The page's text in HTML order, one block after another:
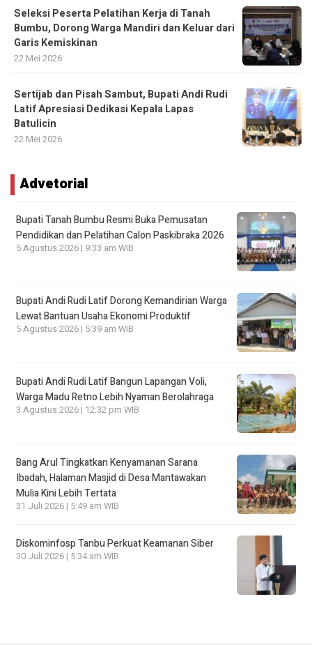
Seleksi Peserta Pelatihan Kerja di Tanah
Bumbu, Dorong Warga Mandiri dan Keluar dari
Garis Kemiskinan
22 Mei 2026
Sertijab dan Pisah Sambut, Bupati Andi Rudi
Latif Apresiasi Dedikasi Kepala Lapas
Batulicin
22 Mei 2026
Advetorial
Bupati Tanah Bumbu Resmi Buka Pemusatan
Pendidikan dan Pelatihan Calon Paskibraka 2026
5 Agustus 2026 | 9:33 am WIB
Bupati Andi Rudi Latif Dorong Kemandirian Warga
Lewat Bantuan Usaha Ekonomi Produktif
5 Agustus 2026 | 5:39 am WIB
Bupati Andi Rudi Latif Bangun Lapangan Voli,
Warga Madu Retno Lebih Nyaman Berolahraga
3 Agustus 2026 | 12:32 pm WIB
Bang Arul Tingkatkan Kenyamanan Sarana
Ibadah, Halaman Masjid di Desa Mantawakan
Mulia Kini Lebih Tertata
31 Juli 2026 | 5:49 am WIB
Diskominfosp Tanbu Perkuat Keamanan Siber
30 Juli 2026 | 5:34 am WIB